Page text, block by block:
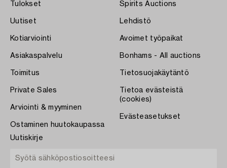
Tulokset
Uutiset
Kotiarviointi
Asiakaspalvelu
Toimitus
Private Sales
Arviointi & myyminen
Ostaminen huutokaupassa
Spirits Auctions
Lehdistö
Avoimet työpaikat
Bonhams - All auctions
Tietosuojakäytäntö
Tietoa evästeistä
(cookies)
Evästeasetukset
Uutiskirje